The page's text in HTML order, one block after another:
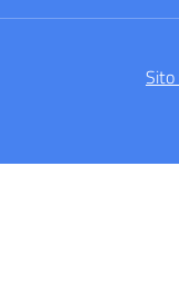
Sito